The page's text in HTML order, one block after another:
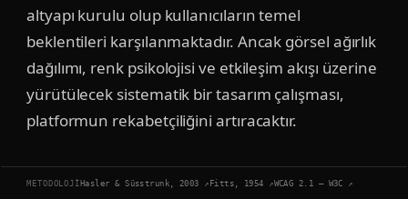
altyapı kurulu olup kullanıcıların temel
beklentileri karşılanmaktadır. Ancak görsel ağırlık
dağılımı, renk psikolojisi ve etkileşim akışı üzerine
yürütülecek sistematik bir tasarım çalışması,
platformun rekabetçiliğini artıracaktır.
METODOLOJI Hasler & Süsstrunk, 2003 ↗ Fitts, 1954 ↗WCAG 2.1 — W3C ↗